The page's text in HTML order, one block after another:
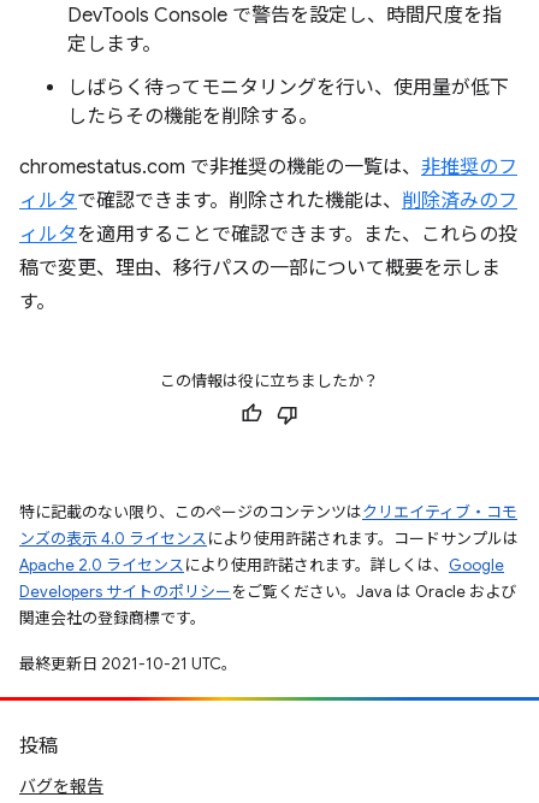
DevTools Console で警告を設定し、時間尺度を指
定します。
しばらく待ってモニタリングを行い、使用量が低下
したらその機能を削除する。
chromestatus.com で非推奨の機能の一覧は、 非推奨のフ
ィルタで確認できます。削除された機能は、 削除済みのフ
ィルタを適用することで確認できます。また、これらの投
稿で変更、理由、移行パスの一部について概要を示しま
す。
この情報は役に立ちましたか？
特に記載のない限り、このページのコンテンツはクリエイティブ・コモ
ンズの表示 4.0 ライセンスにより使用許諾されます。コードサンプルは
Apache 2.0 ライセンスにより使用許諾されます。詳しくは、 Google
Developers サイトのポリシーをご覧ください。Java は Oracle および
関連会社の登録商標です。
最終更新日 2021-10-21 UTC。
投稿
バグを報告